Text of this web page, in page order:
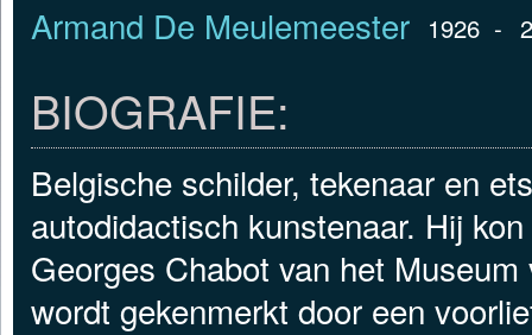
Armand De Meulemeester 1926 -
BIOGRAFIE:
Belgische schilder, tekenaar en
autodidactisch kunstenaar. Hij
Georges Chabot van het
wordt gekenmerkt door een